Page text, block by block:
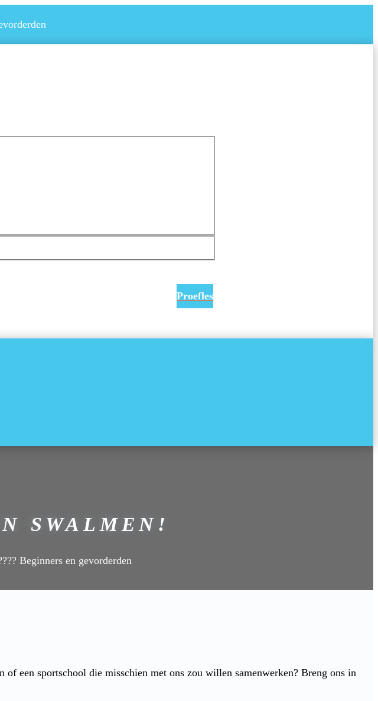
Proefles
SWALMEN!
Beginners en gevorderden
een sportschool die misschien met ons zou willen samenwerken? Breng ons in